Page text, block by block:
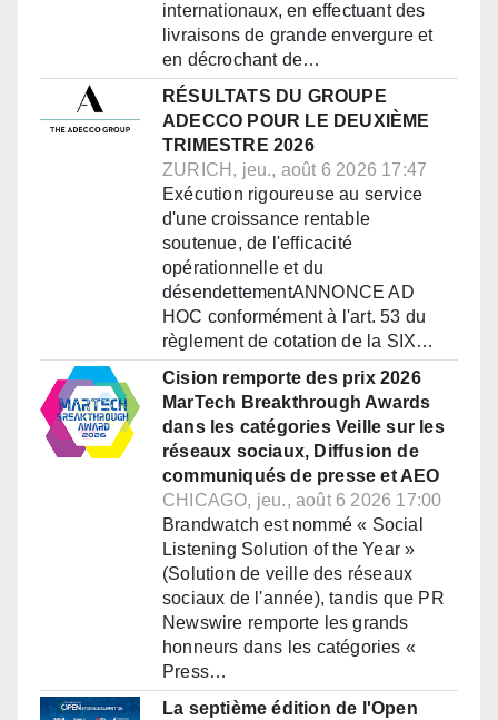
internationaux, en effectuant des
livraisons de grande envergure et
en décrochant de…
RÉSULTATS DU GROUPE
ADECCO POUR LE DEUXIÈME
TRIMESTRE 2026
ZURICH, jeu., août 6 2026 17:47
Exécution rigoureuse au service
d'une croissance rentable
soutenue, de l'efficacité
opérationnelle et du
désendettementANNONCE AD
HOC conformément à l'art. 53 du
règlement de cotation de la SIX…
Cision remporte des prix 2026
MarTech Breakthrough Awards
dans les catégories Veille sur les
réseaux sociaux, Diffusion de
communiqués de presse et AEO
CHICAGO, jeu., août 6 2026 17:00
Brandwatch est nommé « Social
Listening Solution of the Year »
(Solution de veille des réseaux
sociaux de l'année), tandis que PR
Newswire remporte les grands
honneurs dans les catégories «
Press…
La septième édition de l'Open